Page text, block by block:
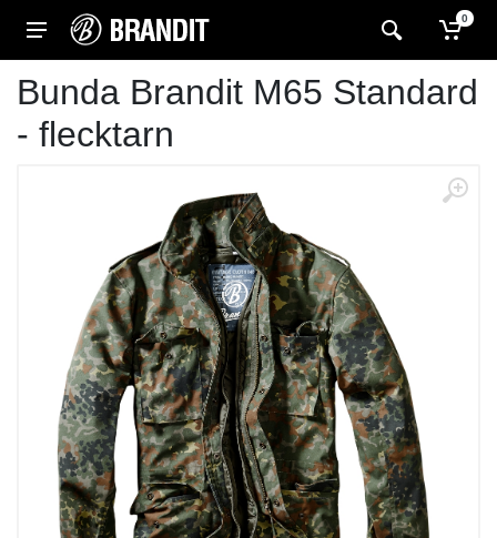
0
Bunda Brandit M65 Standard
- flecktarn